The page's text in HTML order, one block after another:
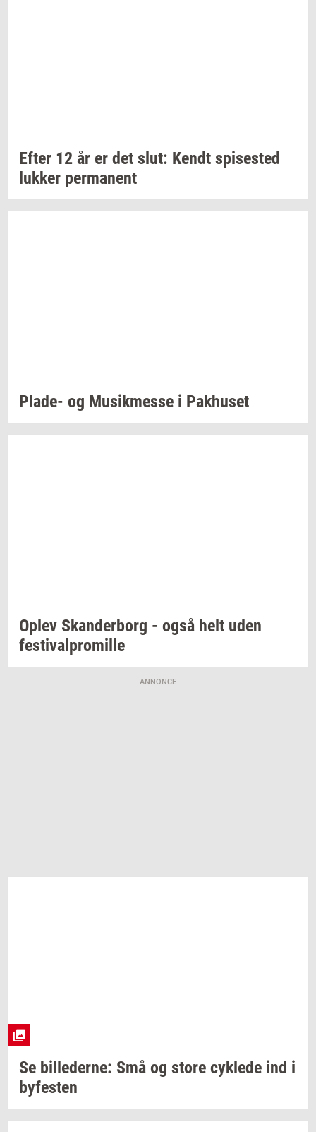
Efter 12 år er det slut: Kendt spi­se­sted
luk­ker per­ma­nent
Plade-​ og Mu­sik­mes­se i Pak­hu­set
Oplev Skan­der­borg - også helt uden
festi­val­pro­mil­le
ANNONCE
Se bil­le­der­ne: Små og store cyk­le­de ind i
by­fe­sten